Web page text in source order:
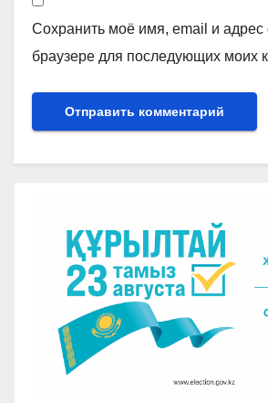
Сохранить моё имя, email и адрес
браузере для последующих моих